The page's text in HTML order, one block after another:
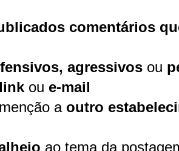
comentários
agressivos ou
link ou e-mail
a outro
ao tema da